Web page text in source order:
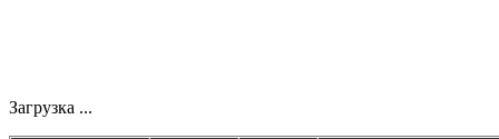
Загрузка ...